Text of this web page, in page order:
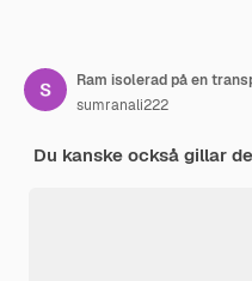
Ram isolerad på en
sumranali222
Du kanske också gillar